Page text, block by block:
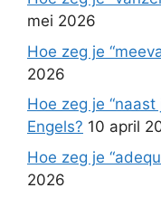
mei 2026
Hoe zeg je
2026
Hoe zeg je
Engels? 10 april
Hoe zeg je
2026